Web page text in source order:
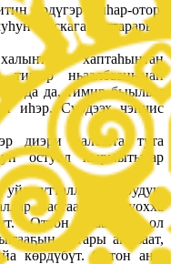
үрдүгэр быһар-отор,
чыскага туттарарын
хаптаһынтан
тимир ньаалбаанынан
да, тимир быылын
иһэр. Сүрдээх чэнчис
диэри аалбыта тута
остуол кырыытыгар
тутталларын крудук,
Бастаан утаа туохха
Оттон маастар ол
батары анньаат,
көрдүбүт. Оттон аны